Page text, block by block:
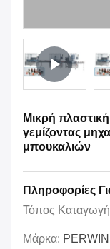
Μικρή
γεμίζοντας
μπουκαλιών
Πληροφορίες
Τόπος
Μάρκα: PERWIN